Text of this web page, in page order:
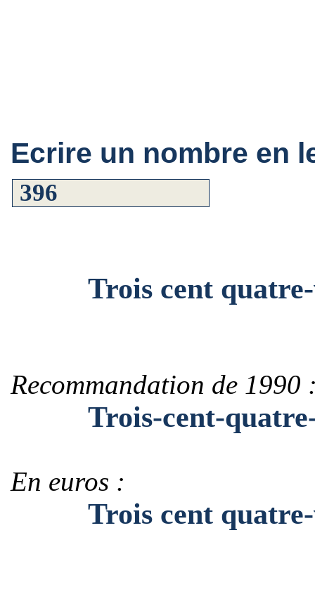
Ecrire un nombre en
Trois cent quatre-
Recommandation de 1990
Trois-cent-quatre-
En euros :
Trois cent quatre-